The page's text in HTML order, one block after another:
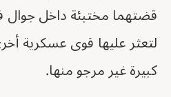
قضتهما مختبئة داخل جوال
لتعثر عليها قوى عسكرية
كبيرة غير مرجو منها.